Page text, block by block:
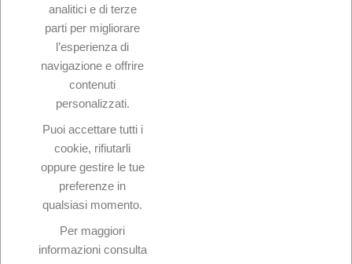
Riferimento Vermentino
In magazzino 85 Articoli
La nostra azienda
Il tuo account
analitici e di terze
parti per migliorare
l’esperienza di
navigazione e offrire
contenuti
personalizzati.
Puoi accettare tutti i
cookie, rifiutarli
oppure gestire le tue
preferenze in
qualsiasi momento.
Per maggiori
informazioni consulta